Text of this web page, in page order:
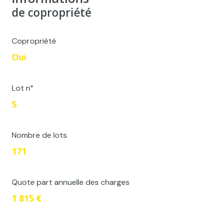
de copropriété
Copropriété
Oui
Lot n°
5
Nombre de lots
171
Quote part annuelle des charges
1 815 €